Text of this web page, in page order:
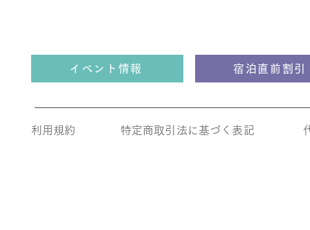
イベント情報 宿泊直前割引
​特定商取引法に基づく表記
利用規約